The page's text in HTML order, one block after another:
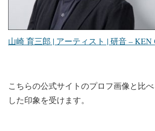
山崎 育三郎 | アーティスト | 研音 – KEN
こちらの公式サイトのプロフ画像と比
した印象を受けます。